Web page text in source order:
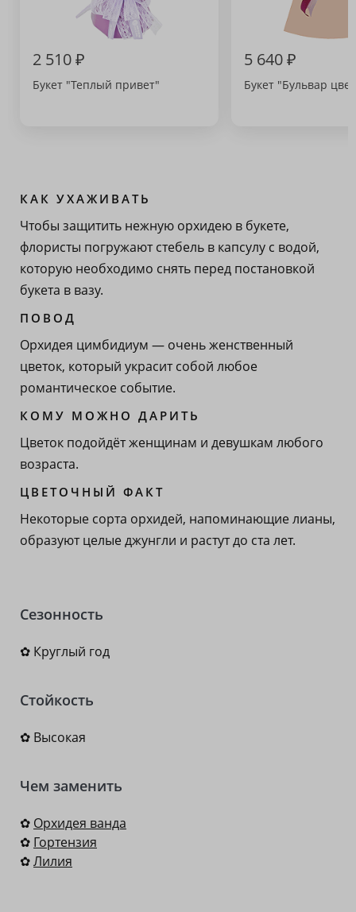
2 510 ₽
Букет "Теплый привет"
5 640 ₽
Букет "Бульвар
КАК УХАЖИВАТЬ
Чтобы защитить нежную орхидею в букете,
флористы погружают стебель в капсулу с водой,
которую необходимо снять перед постановкой
букета в вазу.
ПОВОД
Орхидея цимбидиум — очень женственный
цветок, который украсит собой любое
романтическое событие.
КОМУ МОЖНО ДАРИТЬ
Цветок подойдёт женщинам и девушкам любого
возраста.
ЦВЕТОЧНЫЙ ФАКТ
Некоторые сорта орхидей, напоминающие лианы,
образуют целые джунгли и растут до ста лет.
Сезонность
✿ Круглый год
Стойкость
✿ Высокая
Чем заменить
✿ Орхидея ванда
✿ Гортензия
✿Лилия